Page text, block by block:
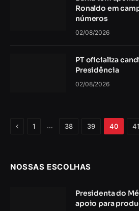
Ronaldo em
números
02/08/2026
PT oficializa
Presidência
02/08/2026
Anterior
1 … 38 39 40 41
NOSSAS ESCOLHAS
Presidenta do
apoio para